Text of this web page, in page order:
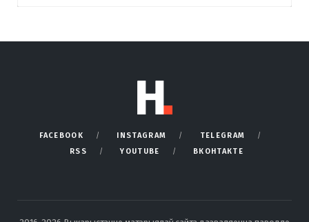
FACEBOOK INSTAGRAM
TELEGRAM
RSS
YOUTUBE ВКОНТАКТЕ